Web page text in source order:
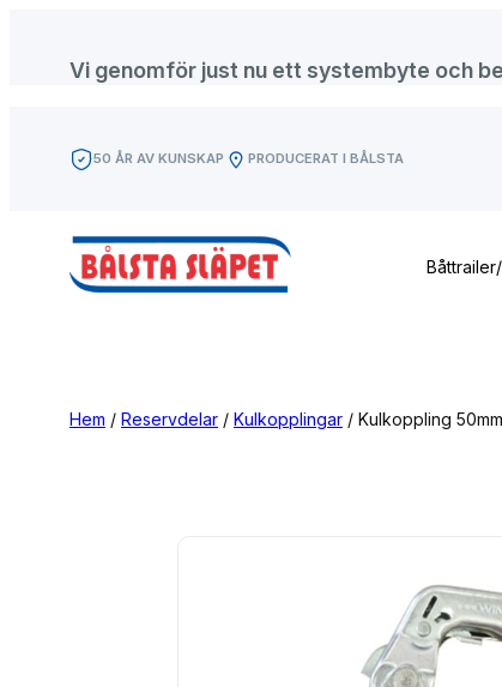
innehåll
Vi genomför just nu ett systembyte och
50 ÅR AV KUNSKAP PRODUCERAT I BÅLSTA
Hem / Reservdelar / Kulkopplingar / Kulkoppling